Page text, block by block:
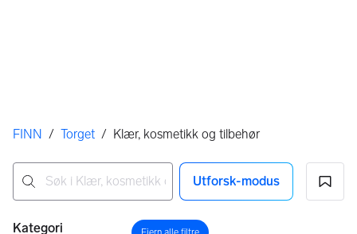
Her er du
FINN / Torget / Klær, kosmetikk og tilbehør
Utforsk-modus
Kategori